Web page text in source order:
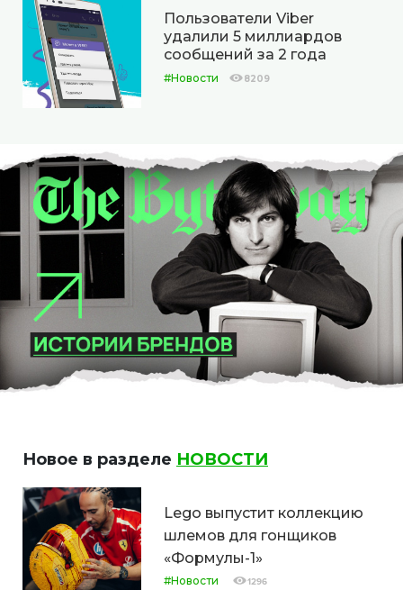
Пользователи Viber
удалили 5 миллиардов
сообщений за 2 года
#Новости 8209
Новое в разделе НОВОСТИ
Lego выпустит коллекцию
шлемов для гонщиков
«Формулы-1»
#Новости 1296